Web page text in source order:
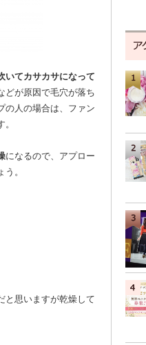
いてカサカサになって
どが原因で毛穴が落ち
の人の場合は、ファン
になるので、アプロー
。
と思いますが乾燥して